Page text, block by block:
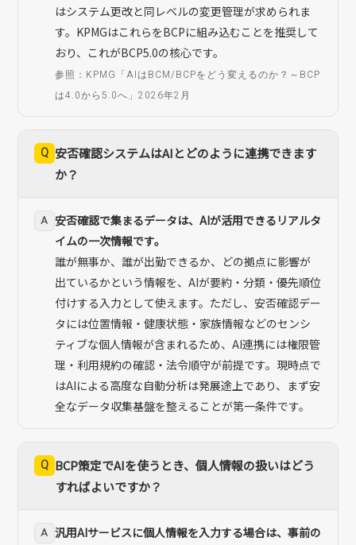
はシステム更改と同レベルの変更管理が求められま
す。KPMGはこれらをBCPに組み込むことを推奨して
おり、これがBCP5.0の核心です。
参照：KPMG「AIはBCM/BCPをどう変えるのか？～BCP
は4.0から5.0へ」2026年2月
Q 安否確認システムはAIとどのように連携できます
か？
A 安否確認で集まるデータは、AIが活用できるリアルタ
イムの一次情報です。
誰が無事か、誰が出勤できるか、どの拠点に影響が
出ているかという情報を、AIが要約・分類・優先順位
付けする入力として使えます。ただし、安否確認デー
タには位置情報・健康状態・家族情報などのセンシ
ティブな個人情報が含まれるため、AI連携には権限管
理・利用規約の確認・法令順守が前提です。現時点で
はAIによる高度な自動分析は発展途上であり、まず安
全なデータ収集基盤を整えることが第一条件です。
Q BCP策定でAIを使うとき、個人情報の扱いはどう
すればよいですか？
A 汎用AIサービスに個人情報を入力する場合は、事前の